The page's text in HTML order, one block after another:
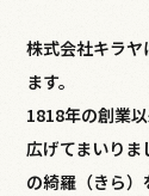
株式会社キラ
ます。
1818年の創業
広げてまいり
の綺羅（きら